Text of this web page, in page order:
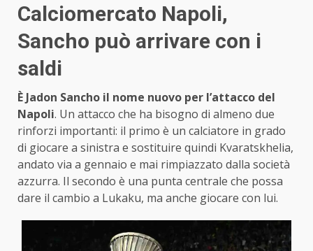
Calciomercato Napoli,
Sancho può arrivare con i
saldi
È Jadon Sancho il nome nuovo per l’attacco del
Napoli. Un attacco che ha bisogno di almeno due
rinforzi importanti: il primo è un calciatore in grado
di giocare a sinistra e sostituire quindi Kvaratskhelia,
andato via a gennaio e mai rimpiazzato dalla società
azzurra. Il secondo è una punta centrale che possa
dare il cambio a Lukaku, ma anche giocare con lui.